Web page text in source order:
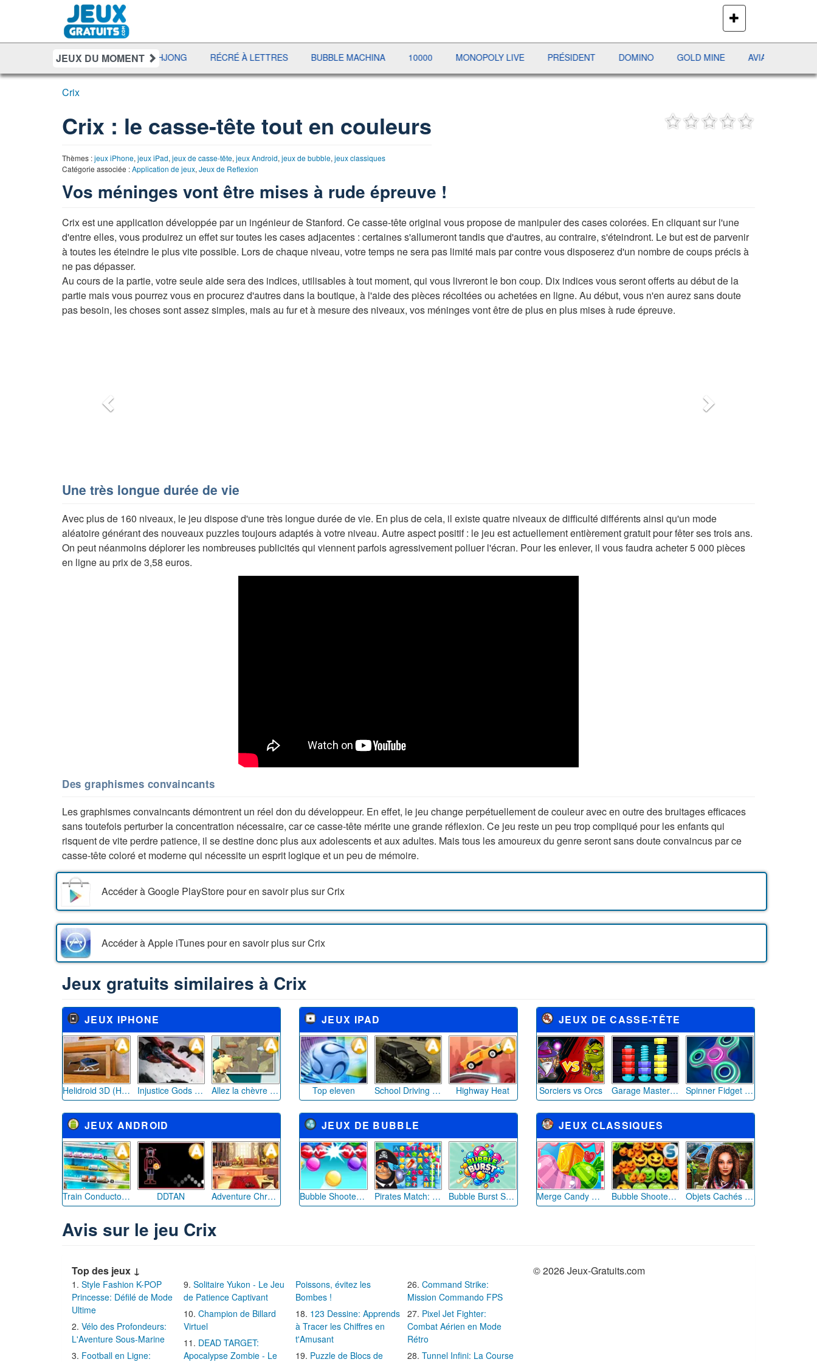
PLUS
DE
JEUX
JEUX DU MOMENT
UNO DISCO DÉFI MAHJONG RÉCRÉ À LETTRES BUBBLE MACHINA 10000 MONOPOLY LIVE PRÉSIDENT DOMINO GOLD MINE AVIATOR
Crix
Crix : le casse-tête tout en couleurs
Thèmes :jeux iPhone, jeux iPad, jeux de casse-tête, jeux Android, jeux de bubble, jeux classiques
Catégorie associée :Application de jeux, Jeux de Reflexion
Vos méninges vont être mises à rude épreuve !
Crix est une application développée par un ingénieur de Stanford. Ce casse-tête original vous propose de manipuler des cases colorées. En cliquant sur l'une
d'entre elles, vous produirez un effet sur toutes les cases adjacentes : certaines s'allumeront tandis que d'autres, au contraire, s'éteindront. Le but est de parvenir
à toutes les éteindre le plus vite possible. Lors de chaque niveau, votre temps ne sera pas limité mais par contre vous disposerez d'un nombre de coups précis à
ne pas dépasser.
Au cours de la partie, votre seule aide sera des indices, utilisables à tout moment, qui vous livreront le bon coup. Dix indices vous seront offerts au début de la
partie mais vous pourrez vous en procurez d'autres dans la boutique, à l'aide des pièces récoltées ou achetées en ligne. Au début, vous n'en aurez sans doute
pas besoin, les choses sont assez simples, mais au fur et à mesure des niveaux, vos méninges vont être de plus en plus mises à rude épreuve.
Une très longue durée de vie
Avec plus de 160 niveaux, le jeu dispose d'une très longue durée de vie. En plus de cela, il existe quatre niveaux de difficulté différents ainsi qu'un mode
aléatoire générant des nouveaux puzzles toujours adaptés à votre niveau. Autre aspect positif : le jeu est actuellement entièrement gratuit pour fêter ses trois ans.
On peut néanmoins déplorer les nombreuses publicités qui viennent parfois agressivement polluer l'écran. Pour les enlever, il vous faudra acheter 5 000 pièces
en ligne au prix de 3,58 euros.
Des graphismes convaincants
Les graphismes convaincants démontrent un réel don du développeur. En effet, le jeu change perpétuellement de couleur avec en outre des bruitages efficaces
sans toutefois perturber la concentration nécessaire, car ce casse-tête mérite une grande réflexion. Ce jeu reste un peu trop compliqué pour les enfants qui
risquent de vite perdre patience, il se destine donc plus aux adolescents et aux adultes. Mais tous les amoureux du genre seront sans doute convaincus par ce
casse-tête coloré et moderne qui nécessite un esprit logique et un peu de mémoire.
Accéder à Google PlayStore pour en savoir plus sur Crix
Accéder à Apple iTunes pour en savoir plus sur Crix
Jeux gratuits similaires à Crix
JEUX IPHONE
Helidroid 3D (Hélicoptère RC) Injustice Gods among us Allez la chèvre ! Go goat !
JEUX IPAD
Top eleven School Driving 3D Highway Heat
JEUX DE CASSE-TÊTE
Sorciers vs Orcs Garage Master Nuts Spinner Fidget Challenge: Le Défi de la Toupie Anti-Stress
JEUX ANDROID
Train Conductor 2 DDTAN Adventure Chronicles
JEUX DE BUBBLE
Bubble Shooter entre Amis Pirates Match: Le Trésor Perdu Bubble Burst Saga
JEUX CLASSIQUES
Merge Candy Saga Bubble Shooter Halloween Objets Cachés Pique-Nique Romantique
Avis sur le jeu Crix
Top des jeux ↓
Style Fashion K-POP
Princesse: Défilé de Mode
Ultime
Vélo des Profondeurs:
L'Aventure Sous-Marine
Football en Ligne:
Solitaire Yukon - Le Jeu
de Patience Captivant
Champion de Billard
Virtuel
DEAD TARGET:
Apocalypse Zombie - Le
Poissons, évitez les
Bombes !
123 Dessine: Apprends
à Tracer les Chiffres en
t'Amusant
Puzzle de Blocs de
Command Strike:
Mission Commando FPS
Pixel Jet Fighter:
Combat Aérien en Mode
Rétro
Tunnel Infini: La Course
© 2026 Jeux-Gratuits.com